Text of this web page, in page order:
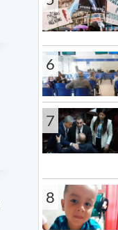
6
7
8